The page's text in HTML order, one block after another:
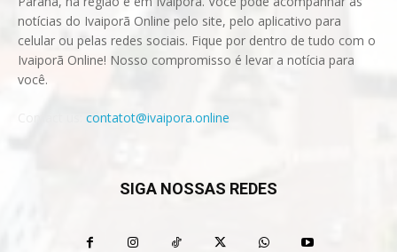
notícias do Ivaiporã Online pelo site, pelo aplicativo para
celular ou pelas redes sociais. Fique por dentro de tudo com o
Ivaiporã Online! Nosso compromisso é levar a notícia para
você.
contatot@ivaipora.online
SIGA NOSSAS REDES